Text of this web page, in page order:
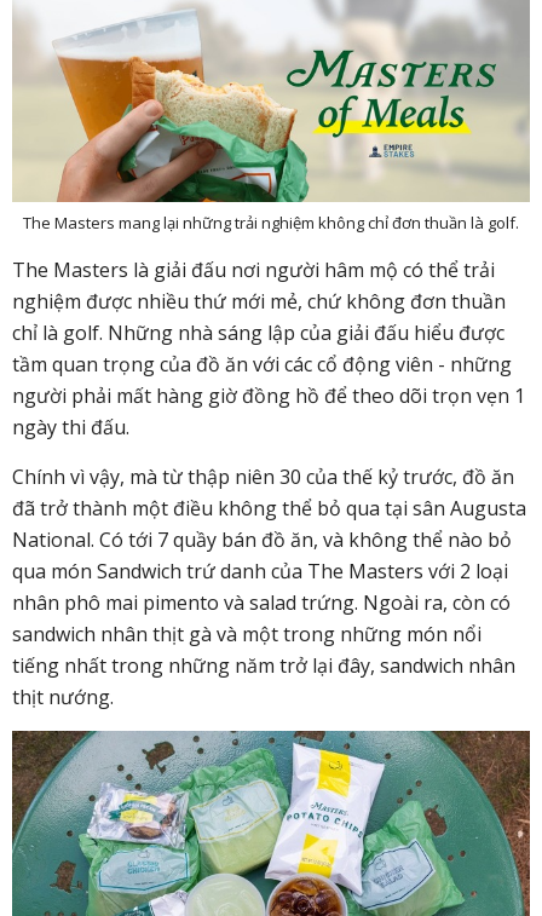
The Masters mang lại những trải nghiệm không chỉ đơn thuần là golf.
The Masters là giải đấu nơi người hâm mộ có thể trải
nghiệm được nhiều thứ mới mẻ, chứ không đơn thuần
chỉ là golf. Những nhà sáng lập của giải đấu hiểu được
tầm quan trọng của đồ ăn với các cổ động viên - những
người phải mất hàng giờ đồng hồ để theo dõi trọn vẹn 1
ngày thi đấu.
Chính vì vậy, mà từ thập niên 30 của thế kỷ trước, đồ ăn
đã trở thành một điều không thể bỏ qua tại sân Augusta
National. Có tới 7 quầy bán đồ ăn, và không thể nào bỏ
qua món Sandwich trứ danh của The Masters với 2 loại
nhân phô mai pimento và salad trứng. Ngoài ra, còn có
sandwich nhân thịt gà và một trong những món nổi
tiếng nhất trong những năm trở lại đây, sandwich nhân
thịt nướng.